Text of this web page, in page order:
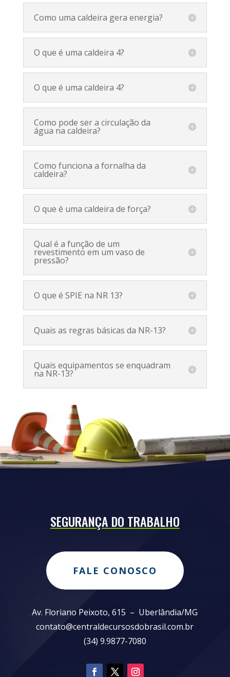
Como uma caldeira gera energia?
O que é uma caldeira 4?
O que é uma caldeira 4?
Como pode ser a circulação da
água na caldeira?
Como funciona a fornalha da
caldeira?
O que é uma caldeira de força?
Qual é a função de um
revestimento em um vaso de
pressão?
O que é SPIE na NR 13?
Quais as regras básicas da NR-13?
Quais equipamentos se enquadram
na NR-13?
SEGURANÇA DO TRABALHO
FALE CONOSCO
Av. Floriano Peixoto, 615 – Uberlândia/MG
contato@centraldecursosdobrasil.com.br
(34) 9.9877-7080